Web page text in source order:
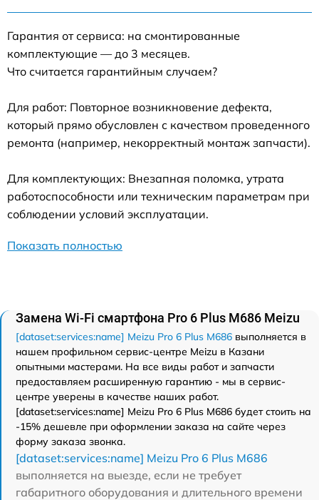
Гарантия от сервиса: на смонтированные
комплектующие — до 3 месяцев.
Что считается гарантийным случаем?
Для работ: Повторное возникновение дефекта,
который прямо обусловлен с качеством проведенного
ремонта (например, некорректный монтаж запчасти).
Для комплектующих: Внезапная поломка, утрата
работоспособности или техническим параметрам при
соблюдении условий эксплуатации.
Показать полностью
Замена Wi-Fi смартфона Pro 6 Plus M686 Meizu
[dataset:services:name] Meizu Pro 6 Plus M686 выполняется в
нашем профильном сервис-центре Meizu в Казани
опытными мастерами. На все виды работ и запчасти
предоставляем расширенную гарантию - мы в сервис-
центре уверены в качестве наших работ.
[dataset:services:name] Meizu Pro 6 Plus M686 будет стоить на
-15% дешевле при оформлении заказа на сайте через
форму заказа звонка.
[dataset:services:name] Meizu Pro 6 Plus M686
выполняется на выезде, если не требует
габаритного оборудования и длительного времени